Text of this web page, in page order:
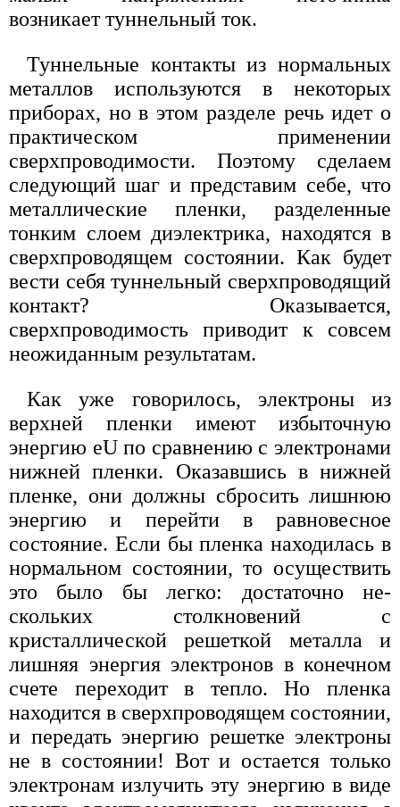
возникает туннельный ток.
Туннельные контакты из нормальных
металлов используются в некоторых
приборах, но в этом разделе речь идет о
практическом применении
сверхпроводимости. Поэтому сделаем
следующий шаг и представим себе, что
металлические пленки, разделенные
тонким слоем диэлектрика, находятся в
сверхпроводящем состоянии. Как будет
вести себя туннельный сверхпроводящий
контакт? Оказывается,
сверхпроводимость приводит к совсем
неожиданным результатам.
Как уже говорилось, электроны из
верхней пленки имеют избыточную
энергию eU по сравнению с электронами
нижней пленки. Оказавшись в нижней
пленке, они должны сбросить лишнюю
энергию и перейти в равновесное
состояние. Если бы пленка находилась в
нормальном состоянии, то осуществить
это было бы легко: достаточно не-
скольких столкновений с
кристаллической решеткой металла и
лишняя энергия электронов в конечном
счете переходит в тепло. Но пленка
находится в сверхпроводящем состоянии,
и передать энергию решетке электроны
не в состоянии! Вот и остается только
электронам излучить эту энергию в виде